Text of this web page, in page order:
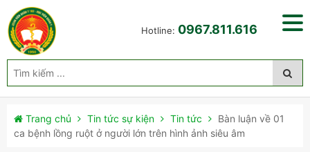
Hotline: 0967.811.616
Trang chủ Tin tức sự kiện Tin tức
Bàn luận về 01
ca bệnh lồng ruột ở người lớn trên hình ảnh siêu âm